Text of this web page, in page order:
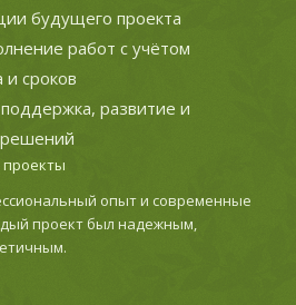
будущего проекта
работ с учётом
и сроков
развитие и
опыт и современные
проект был надежным,